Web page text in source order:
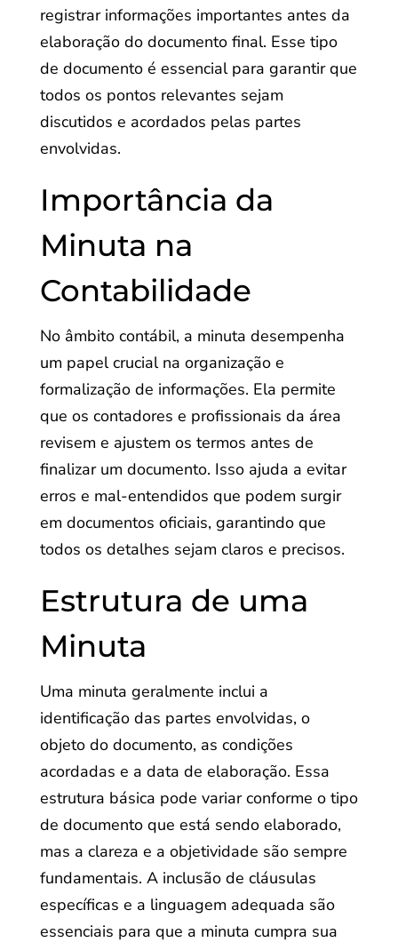
registrar informações importantes antes da
elaboração do documento final. Esse tipo
de documento é essencial para garantir que
todos os pontos relevantes sejam
discutidos e acordados pelas partes
envolvidas.
Importância da
Minuta na
Contabilidade
No âmbito contábil, a minuta desempenha
um papel crucial na organização e
formalização de informações. Ela permite
que os contadores e profissionais da área
revisem e ajustem os termos antes de
finalizar um documento. Isso ajuda a evitar
erros e mal-entendidos que podem surgir
em documentos oficiais, garantindo que
todos os detalhes sejam claros e precisos.
Estrutura de uma
Minuta
Uma minuta geralmente inclui a
identificação das partes envolvidas, o
objeto do documento, as condições
acordadas e a data de elaboração. Essa
estrutura básica pode variar conforme o tipo
de documento que está sendo elaborado,
mas a clareza e a objetividade são sempre
fundamentais. A inclusão de cláusulas
específicas e a linguagem adequada são
essenciais para que a minuta cumpra sua